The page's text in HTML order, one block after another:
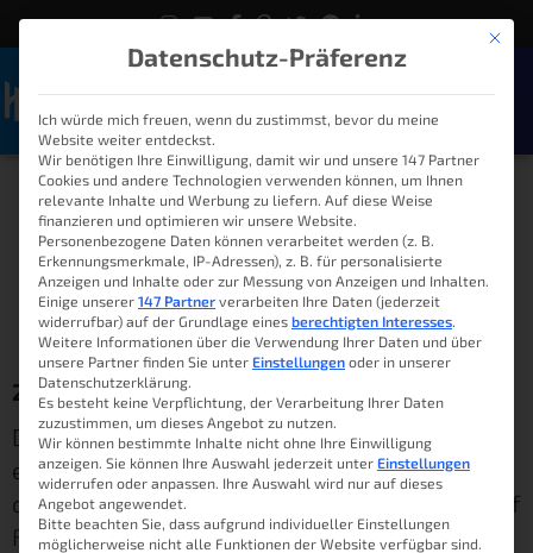
Datenvolumen: Das
ewige Leiden
Lukas 9. August 2016 12:05
24 Stunden online
Das ist heute keine Seltenheit. Wir sind
erreichbar per Mail, über WhatsApp und
checken hin und wieder die neuesten Posts auf
Facebook. Wir sind ständig vernetzt und das
Mit
Datenschutz-Präferenz
Ich würde mich freuen, wenn du zustimmst, bevor du meine
Website weiter entdeckst.
Wir benötigen Ihre Einwilligung, damit wir und unsere 147 Partner
Cookies und andere Technologien verwenden können, um Ihnen
relevante Inhalte und Werbung zu liefern. Auf diese Weise
finanzieren und optimieren wir unsere Website.
Personenbezogene Daten können verarbeitet werden (z. B.
Erkennungsmerkmale, IP-Adressen), z. B. für personalisierte
Anzeigen und Inhalte oder zur Messung von Anzeigen und Inhalten.
Einige unserer 147 Partner verarbeiten Ihre Daten (jederzeit
widerrufbar) auf der Grundlage eines berechtigten Interesses.
Weitere Informationen über die Verwendung Ihrer Daten und über
unsere Partner finden Sie unter Einstellungen oder in unserer
Datenschutzerklärung.
Es besteht keine Verpflichtung, der Verarbeitung Ihrer Daten
zuzustimmen, um dieses Angebot zu nutzen.
Wir können bestimmte Inhalte nicht ohne Ihre Einwilligung
anzeigen. Sie können Ihre Auswahl jederzeit unter Einstellungen
widerrufen oder anpassen. Ihre Auswahl wird nur auf dieses
Angebot angewendet.
Bitte beachten Sie, dass aufgrund individueller Einstellungen
möglicherweise nicht alle Funktionen der Website verfügbar sind.